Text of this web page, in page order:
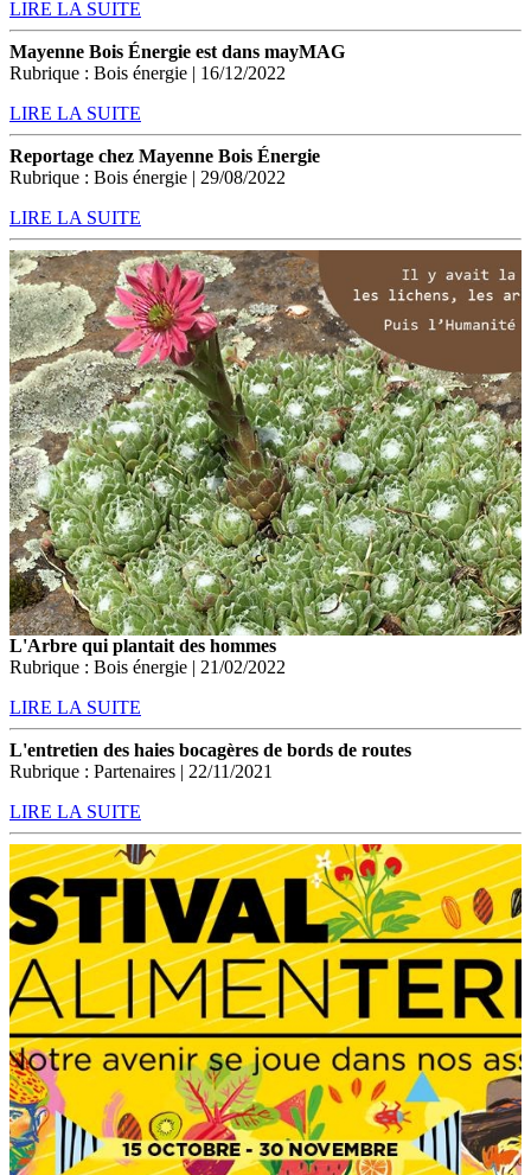
LIRE LA SUITE
Mayenne Bois Énergie est dans mayMAG
Rubrique : Bois énergie | 16/12/2022
LIRE LA SUITE
Reportage chez Mayenne Bois Énergie
Rubrique : Bois énergie | 29/08/2022
LIRE LA SUITE
L'Arbre qui plantait des hommes
Rubrique : Bois énergie | 21/02/2022
LIRE LA SUITE
L'entretien des haies bocagères de bords de routes
Rubrique : Partenaires | 22/11/2021
LIRE LA SUITE